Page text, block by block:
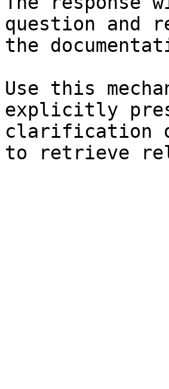
question and
the
Use this
explicitly
clarification